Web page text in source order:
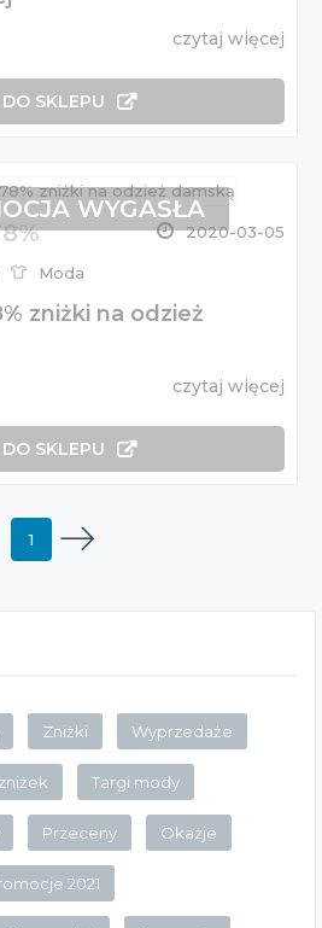
czytaj więcej
SKLEPU
2020-03-05
Moda
zniżki na odzież
czytaj więcej
SKLEPU
WYGASŁA
1
Zniżki Wyprzedaże
Targi mody
Przeceny Okazje
2021